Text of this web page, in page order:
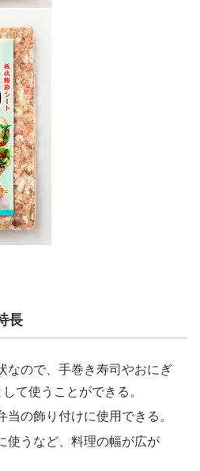
長
なので、手巻き寿司やおにぎ
て使うことができる。
当の飾り付けに使用できる。
使うなど、料理の幅が広が